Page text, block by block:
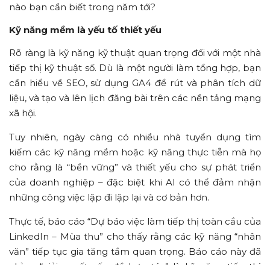
nào bạn cần biết trong năm tới?
Kỹ năng mềm là yếu tố thiết yếu
Rõ ràng là kỹ năng kỹ thuật quan trọng đối với một nhà
tiếp thị kỹ thuật số. Dù là một người làm tổng hợp, bạn
cần hiểu về SEO, sử dụng GA4 để rút và phân tích dữ
liệu, và tạo và lên lịch đăng bài trên các nền tảng mạng
xã hội.
Tuy nhiên, ngày càng có nhiều nhà tuyển dụng tìm
kiếm các kỹ năng mềm hoặc kỹ năng thực tiễn mà họ
cho rằng là “bền vững” và thiết yếu cho sự phát triển
của doanh nghiệp – đặc biệt khi AI có thể đảm nhận
những công việc lặp đi lặp lại và cơ bản hơn.
Thực tế, báo cáo “Dự báo việc làm tiếp thị toàn cầu của
LinkedIn – Mùa thu” cho thấy rằng các kỹ năng “nhân
văn” tiếp tục gia tăng tầm quan trọng. Báo cáo này đã